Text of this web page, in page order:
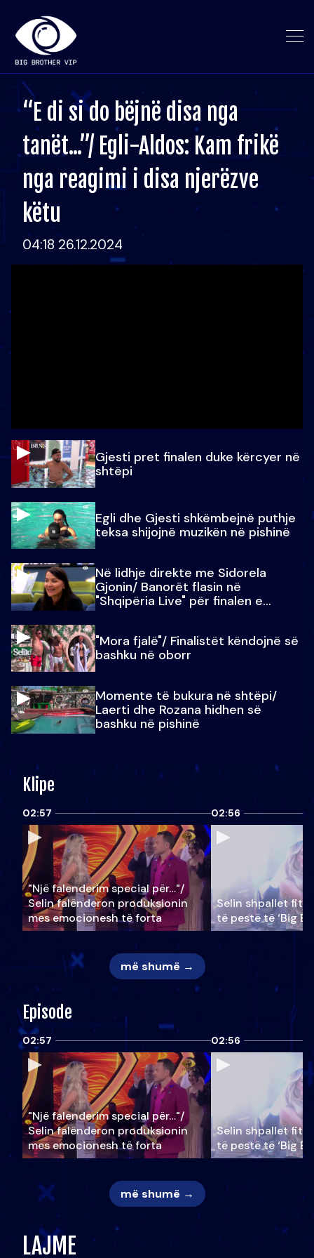
“E di si do bëjnë disa nga
tanët...”/ Egli-Aldos: Kam frikë
nga reagimi i disa njerëzve
këtu
04:18 26.12.2024
Gjesti pret finalen duke kërcyer në
shtëpi
Egli dhe Gjesti shkëmbejnë puthje
teksa shijojnë muzikën në pishinë
Në lidhje direkte me Sidorela
Gjonin/ Banorët flasin në
"Shqipëria Live" për finalen e
"Mora fjalë"/ Finalistët këndojnë së
bashku në oborr
Momente të bukura në shtëpi/
Laerti dhe Rozana hidhen së
bashku në pishinë
Klipe
02:57
"Një falenderim special për…"/
Selin falënderon produksionin
mes emocionesh të forta
02:56
Selin shpallet
të pestë të ‘Big
më shumë →
Episode
02:57
"Një falenderim special për…"/
Selin falënderon produksionin
mes emocionesh të forta
02:56
Selin shpallet
të pestë të ‘Big
më shumë →
LAJME